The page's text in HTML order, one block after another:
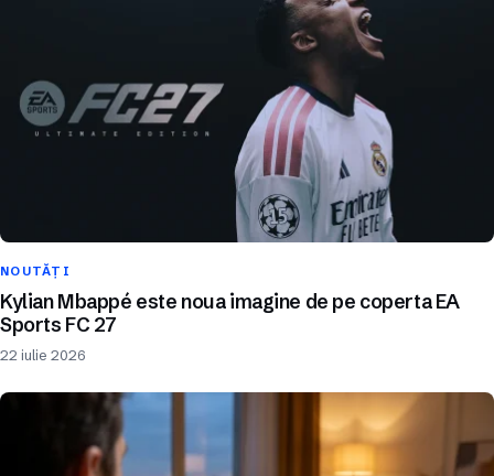
NOUTĂȚI
Kylian Mbappé este noua imagine de pe coperta EA
Sports FC 27
22 iulie 2026